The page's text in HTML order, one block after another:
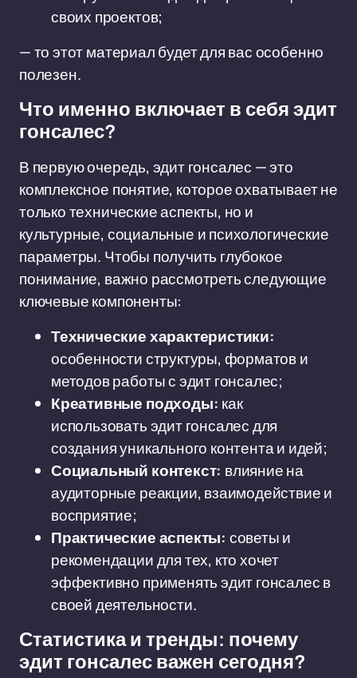
своих проектов;
— то этот материал будет для вас особенно
полезен.
Что именно включает в себя эдит
гонсалес?
В первую очередь, эдит гонсалес — это
комплексное понятие, которое охватывает не
только технические аспекты, но и
культурные, социальные и психологические
параметры. Чтобы получить глубокое
понимание, важно рассмотреть следующие
ключевые компоненты:
Технические характеристики:
особенности структуры, форматов и
методов работы с эдит гонсалес;
Креативные подходы: как
использовать эдит гонсалес для
создания уникального контента и идей;
Социальный контекст: влияние на
аудиторные реакции, взаимодействие и
восприятие;
Практические аспекты: советы и
рекомендации для тех, кто хочет
эффективно применять эдит гонсалес в
своей деятельности.
Статистика и тренды: почему
эдит гонсалес важен сегодня?